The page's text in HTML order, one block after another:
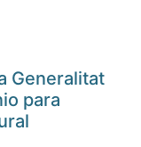
Generalitat
para